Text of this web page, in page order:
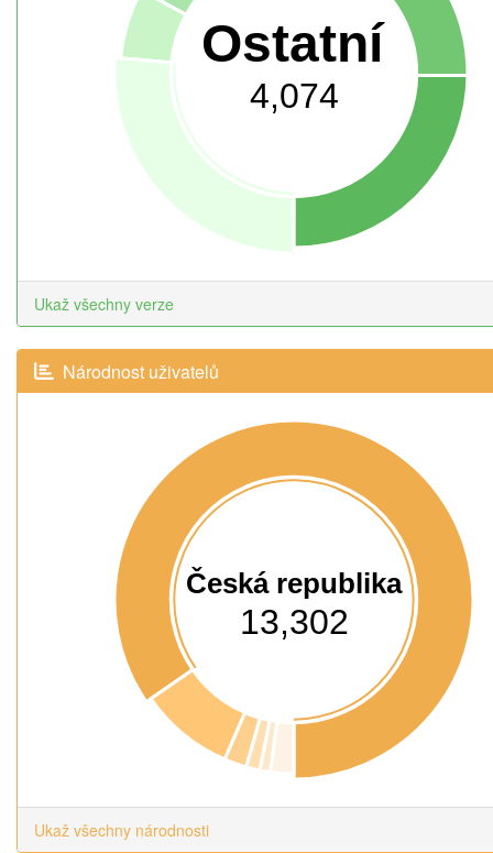
Ostatní
4,074
Ukaž všechny verze
Národnost uživatelů
Česká republika
13,302
Ukaž všechny národnosti